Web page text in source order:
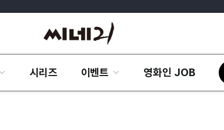
시리즈 이벤트 영화인 JOB